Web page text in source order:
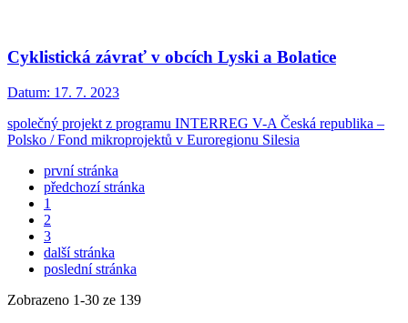
Cyklistická závrať v obcích Lyski a Bolatice
Datum: 17. 7. 2023
společný projekt z programu INTERREG V-A Česká republika –
Polsko / Fond mikroprojektů v Euroregionu Silesia
první stránka
předchozí stránka
1
2
3
další stránka
poslední stránka
Zobrazeno 1-30 ze 139